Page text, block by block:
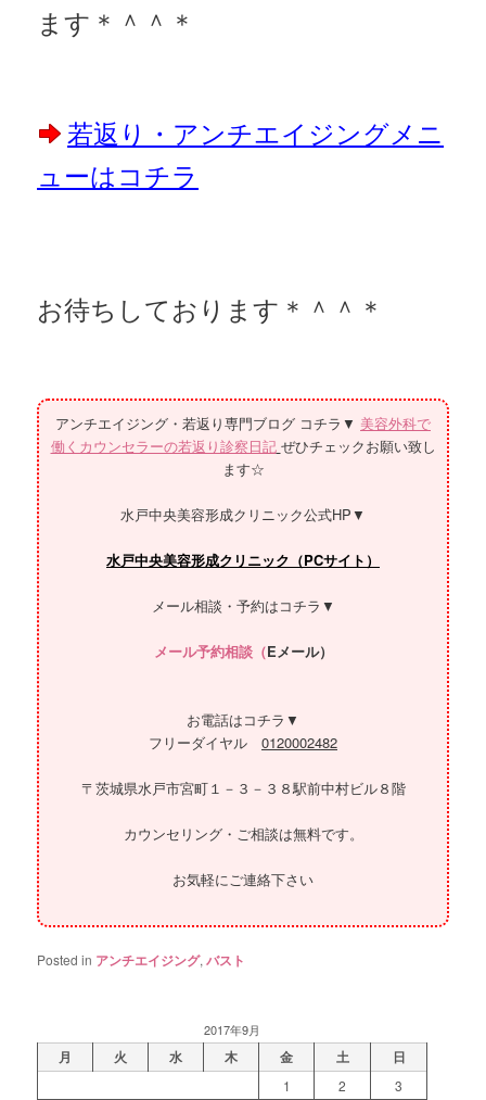
ます＊＾＾＊
若返り・アンチエイジングメニ
ューはコチラ
お待ちしております＊＾＾＊
アンチエイジング・若返り専門ブログ コチラ▼ 美容外科で
働くカウンセラーの若返り診察日記 ぜひチェックお願い致し
ます☆
水戸中央美容形成クリニック公式HP▼
水戸中央美容形成クリニック（PCサイト）
メール相談・予約はコチラ▼
メール予約相談（Eメール）
お電話はコチラ▼
フリーダイヤル 0120002482
〒茨城県水戸市宮町１－３－３８駅前中村ビル８階
カウンセリング・ご相談は無料です。
お気軽にご連絡下さい
Posted in アンチエイジング,バスト
2017年9月
月 火 水 木 金 土 日
1 2 3